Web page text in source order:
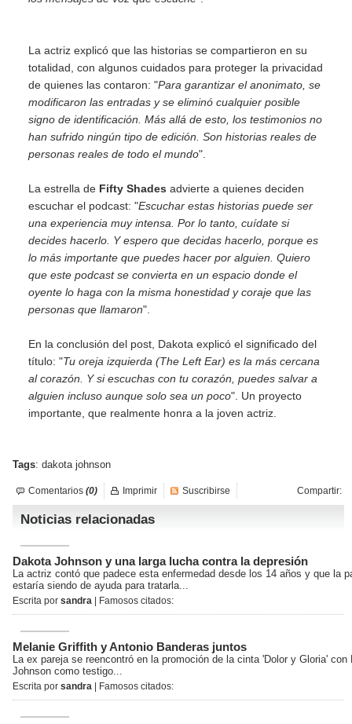
La actriz explicó que las historias se compartieron en su
totalidad, con algunos cuidados para proteger la privacidad
de quienes las contaron: "Para garantizar el anonimato, se
modificaron las entradas y se eliminó cualquier posible
signo de identificación. Más allá de esto, los testimonios no
han sufrido ningún tipo de edición. Son historias reales de
personas reales de todo el mundo".
La estrella de Fifty Shades advierte a quienes deciden
escuchar el podcast: "Escuchar estas historias puede ser
una experiencia muy intensa. Por lo tanto, cuídate si
decides hacerlo. Y espero que decidas hacerlo, porque es
lo más importante que puedes hacer por alguien. Quiero
que este podcast se convierta en un espacio donde el
oyente lo haga con la misma honestidad y coraje que las
personas que llamaron".
En la conclusión del post, Dakota explicó el significado del
título: "Tu oreja izquierda (The Left Ear) es la más cercana
al corazón. Y si escuchas con tu corazón, puedes salvar a
alguien incluso aunque solo sea un poco". Un proyecto
importante, que realmente honra a la joven actriz.
Tags: dakota johnson
Comentarios (0) Compartir:
Imprimir Suscribirse
Noticias relacionadas
Dakota Johnson y una larga lucha contra la depresión
La actriz contó que padece esta enfermedad desde los 14 años y que la
estaría siendo de ayuda para tratarla...
Escrita por sandra | Famosos citados:
Melanie Griffith y Antonio Banderas juntos
La ex pareja se reencontró en la promoción de la cinta 'Dolor y Gloria' con
Johnson como testigo...
Escrita por sandra | Famosos citados: